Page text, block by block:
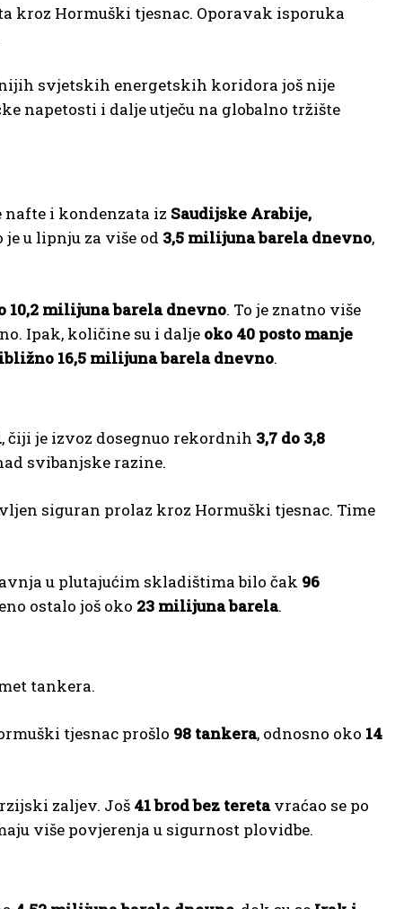
kroz Hormuški tjesnac. Oporavak isporuka
svjetskih energetskih koridora još nije
napetosti i dalje utječu na globalno tržište
i kondenzata iz Saudijske Arabije,
u lipnju za više od 3,5 milijuna barela dnevno,
10,2 milijuna barela dnevno. To je znatno više
Ipak, količine su i dalje oko 40 posto manje
16,5 milijuna barela dnevno.
, čiji je izvoz dosegnuo rekordnih 3,7 do 3,8
svibanjske razine.
siguran prolaz kroz Hormuški tjesnac. Time
u plutajućim skladištima bilo čak 96
ostalo još oko 23 milijuna barela.
tankera.
tjesnac prošlo 98 tankera, odnosno oko 14
zaljev. Još 41 brod bez teretavraćao se po
više povjerenja u sigurnost plovidbe.